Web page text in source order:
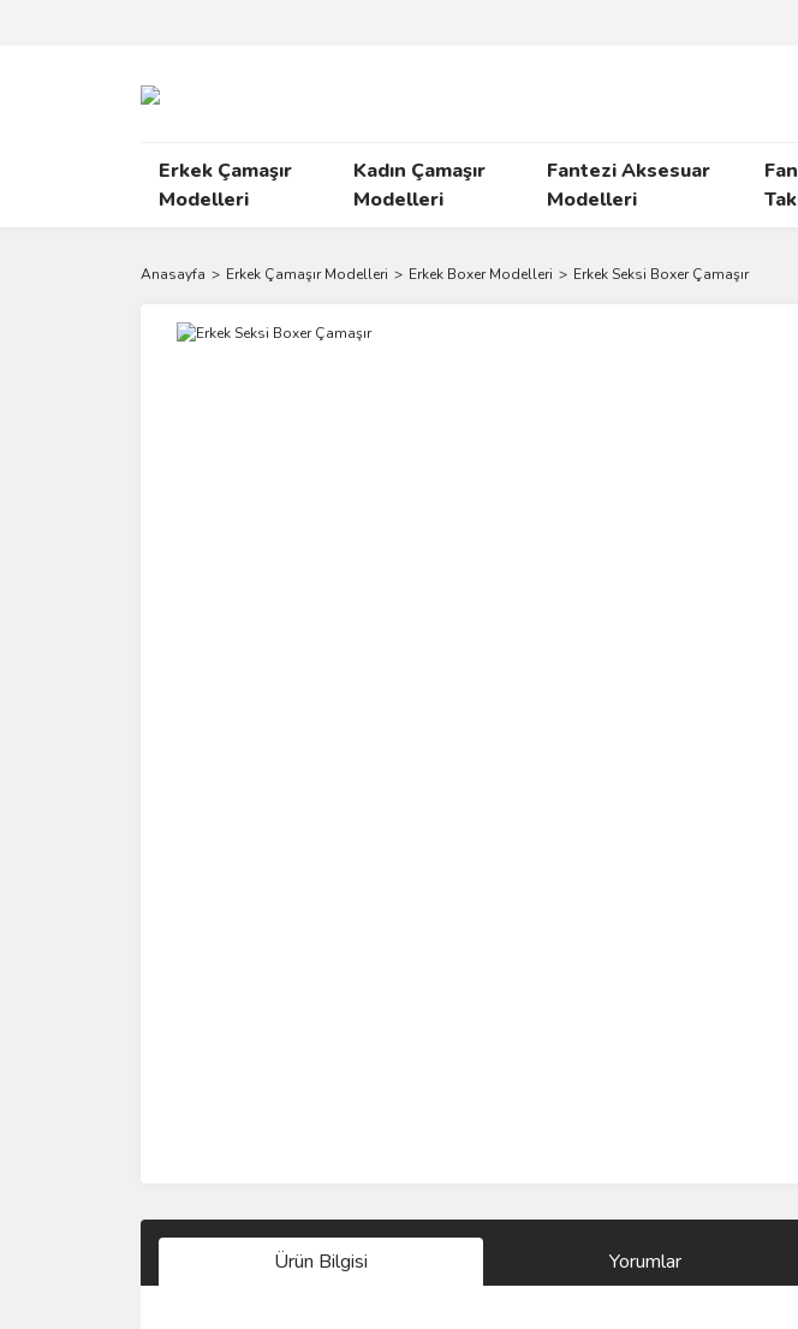
Erkek Çamaşır
Modelleri
Kadın Çamaşır
Modelleri
Fantezi Aksesuar
Modelleri
Anasayfa Erkek Çamaşır Modelleri Erkek Boxer Modelleri Erkek Seksi Boxer Çamaşır
Ürün Bilgisi Yorumlar